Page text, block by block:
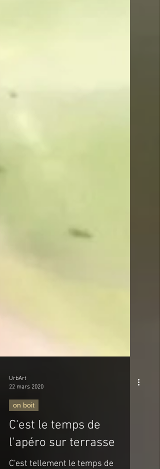
22 mars 2020
on boit
C'est le temps de
l'apéro sur terrasse